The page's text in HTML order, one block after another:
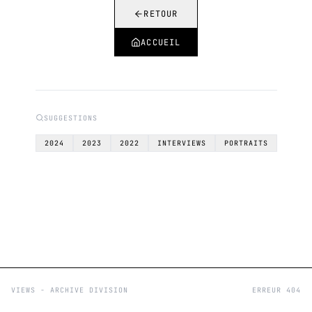
RETOUR
ACCUEIL
SUGGESTIONS
2024 2023 2022 INTERVIEWS PORTRAITS
VIEWS - ARCHIVE DIVISION ERREUR 404